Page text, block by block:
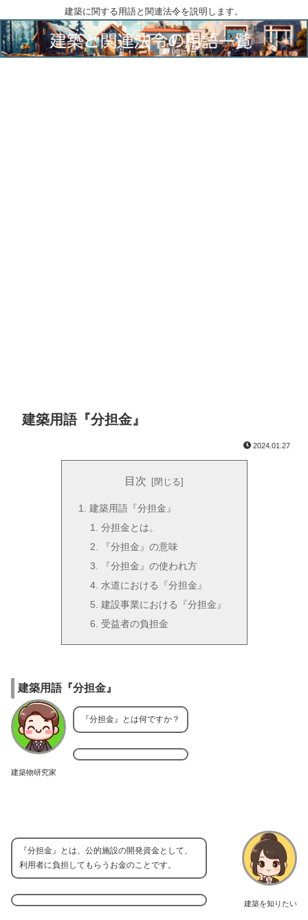
建築に関する用語と関連法令を説明します。
建築用語『分担金』
2024.01.27
目次
建築用語『分担金』
分担金とは。
『分担金』の意味
『分担金』の使われ方
水道における『分担金』
建設事業における『分担金』
受益者の負担金
建築用語『分担金』
建築物研究家
『分担金』とは何ですか？
建築を知りたい
『分担金』とは、公的施設の開発資金として、
利用者に負担してもらうお金のことです。